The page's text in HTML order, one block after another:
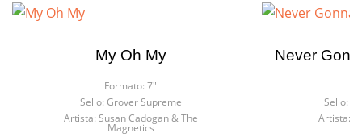
My Oh My
Formato: 7"
Sello: Grover Supreme
Artista: Susan Cadogan & The
Magnetics
Never
Sello:
Artista: